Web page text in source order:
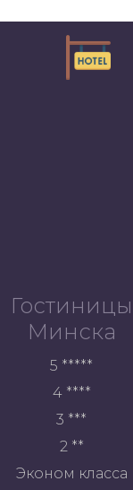
Гостиницы
Минска
5 *****
4 ****
3 ***
2 **
Эконом класса